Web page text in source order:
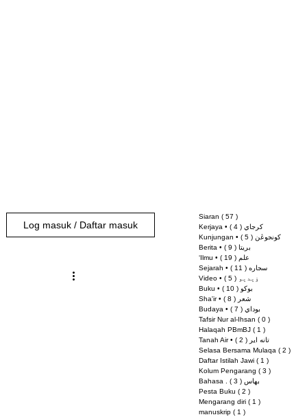
Log masuk / Daftar masuk
Siaran ( 57 )
Kerjaya • كرجاي ( 4 )
Kunjungan • كونجوڠن ( 5 )
Berita • بريتا ( 9 )
‘Ilmu • علم ( 19 )
Sejarah • سجاره ( 11 )
Video • ۏيديو ( 5 )
Buku • بوكو ( 10 )
Sha'ir • شعر ( 8 )
Budaya • بوداي ( 7 )
Tafsir Nur al-Ihsan ( 0 )
Halaqah PBmBJ ( 1 )
Tanah Air • تانه اير ( 2 )
Selasa Bersama Mulaqa ( 2 )
Daftar Istilah Jawi ( 1 )
Kolum Pengarang ( 3 )
Bahasa . بهاس ( 3 )
Pesta Buku ( 2 )
Mengarang diri ( 1 )
manuskrip ( 1 )